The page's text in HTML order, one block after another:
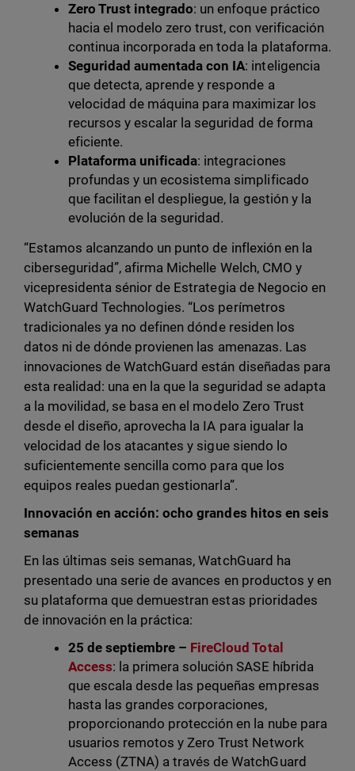
Zero Trust integrado: un enfoque práctico
hacia el modelo zero trust, con verificación
continua incorporada en toda la plataforma.
Seguridad aumentada con IA: inteligencia
que detecta, aprende y responde a
velocidad de máquina para maximizar los
recursos y escalar la seguridad de forma
eficiente.
Plataforma unificada: integraciones
profundas y un ecosistema simplificado
que facilitan el despliegue, la gestión y la
evolución de la seguridad.
“Estamos alcanzando un punto de inflexión en la
ciberseguridad”, afirma Michelle Welch, CMO y
vicepresidenta sénior de Estrategia de Negocio en
WatchGuard Technologies. “Los perímetros
tradicionales ya no definen dónde residen los
datos ni de dónde provienen las amenazas. Las
innovaciones de WatchGuard están diseñadas para
esta realidad: una en la que la seguridad se adapta
a la movilidad, se basa en el modelo Zero Trust
desde el diseño, aprovecha la IA para igualar la
velocidad de los atacantes y sigue siendo lo
suficientemente sencilla como para que los
equipos reales puedan gestionarla”.
Innovación en acción: ocho grandes hitos en seis
semanas
En las últimas seis semanas, WatchGuard ha
presentado una serie de avances en productos y en
su plataforma que demuestran estas prioridades
de innovación en la práctica:
25 de septiembre – FireCloud Total
Access: la primera solución SASE híbrida
que escala desde las pequeñas empresas
hasta las grandes corporaciones,
proporcionando protección en la nube para
usuarios remotos y Zero Trust Network
Access (ZTNA) a través de WatchGuard